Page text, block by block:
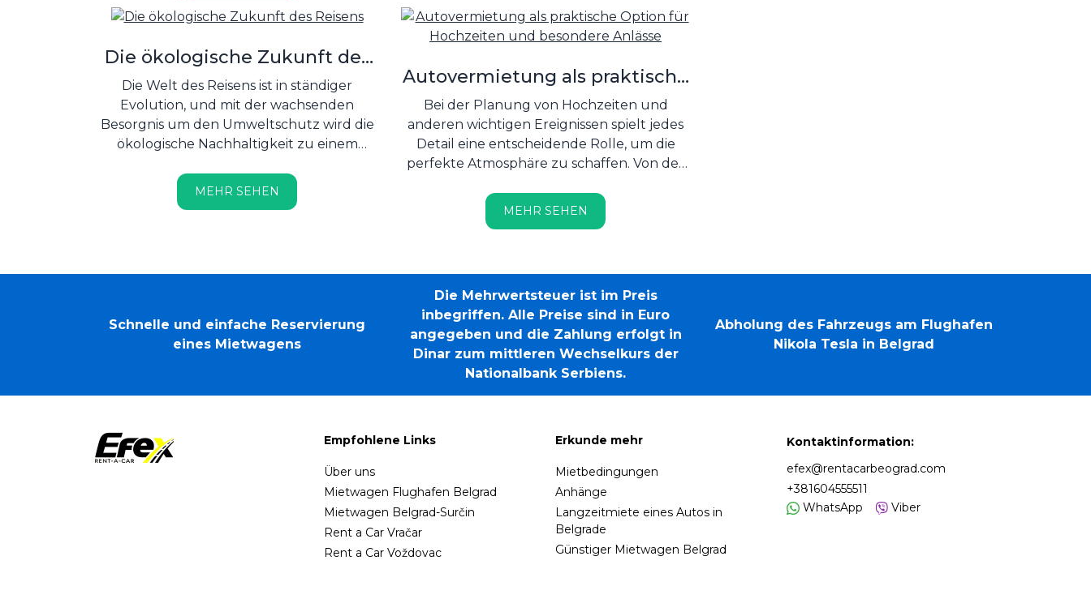
Fahrzeugs ist nicht nur eine Frage der
Auswirkungen auf Ihre Sicherheit, Ihre
geistige Verfassung und die langfristige
Werterhaltung Ihres Autos....
Die ökologische Zukunft des
Reisens
Die Welt des Reisens ist in ständiger
Evolution, und mit der wachsenden
Besorgnis um den Umweltschutz wird die
ökologische Nachhaltigkeit zu einem
MEHR SEHEN
Autovermietung als praktische
Option für Hochzeiten und
besondere Anlässe
Bei der Planung von Hochzeiten und
anderen wichtigen Ereignissen spielt jedes
Detail eine entscheidende Rolle, um die
perfekte Atmosphäre zu schaffen. Von der
Ankunft am Event muss alles sorgfältig
durchdacht sein. Deshalb ist die
Gästetransport....
MEHR SEHEN
Schnelle und einfache Reservierung
eines Mietwagens
Die Mehrwertsteuer ist im Preis
inbegriffen. Alle Preise sind in Euro
angegeben und die Zahlung erfolgt in
Dinar zum mittleren Wechselkurs der
Nationalbank Serbiens.
Abholung des Fahrzeugs am Flughafen
Nikola Tesla in Belgrad
Empfohlene Links
Über uns
Mietwagen Flughafen Belgrad
Mietwagen Belgrad-Surčin
Rent a Car Vračar
Rent a Car Voždovac
Erkunde mehr
Mietbedingungen
Anhänge
Langzeitmiete eines Autos in
Belgrade
Günstiger Mietwagen Belgrad
Kontaktinformation:
efex@rentacarbeograd.com
+381604555511
WhatsApp
Viber